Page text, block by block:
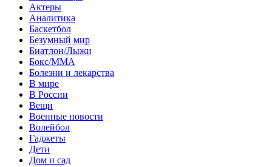
Актеры
Аналитика
Баскетбол
Безумный мир
Биатлон/Лыжи
Бокс/MMA
Болезни и лекарства
В мире
В России
Вещи
Военные новости
Волейбол
Гаджеты
Дети
Дом и сад